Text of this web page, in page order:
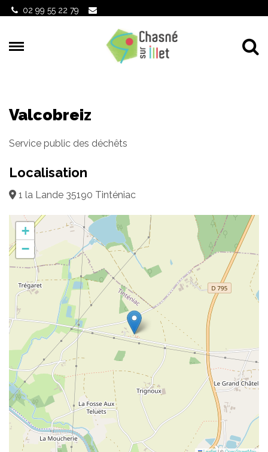
Gestion des traceurs
02 99 55 22 79
Valcobreiz
Service public des déchêts
Localisation
1 la Lande 35190 Tinténiac
+
−